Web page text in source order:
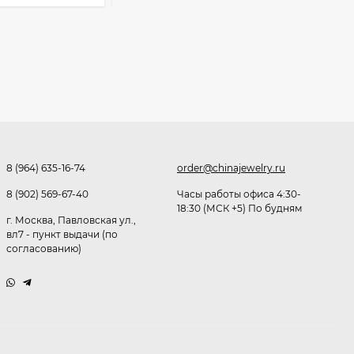
237,80₽
8 (964) 635-16-74
8 (902) 569-67-40
г. Москва, Павловская ул.,
вл7 - пункт выдачи (по
согласованию)
order@chinajewelry.ru
Часы работы офиса 4:30-
18:30 (МСК +5) По будням